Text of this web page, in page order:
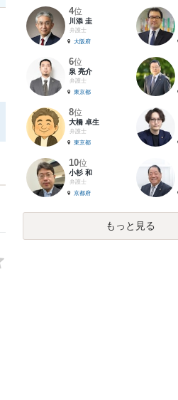
4位
川添 圭
弁護士
大阪府
6位
泉 亮介
弁護士
東京都
8位
大橋 卓生
弁護士
東京都
10位
小杉 和
弁護士
京都府
もっと見る